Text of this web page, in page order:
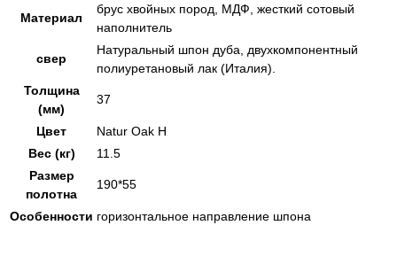
Материал
брус хвойных пород, МДФ, жесткий сотовый
наполнитель
свер
Натуральный шпон дуба, двухкомпонентный
полиуретановый лак (Италия).
Толщина
(мм)
37
Цвет
Natur Oak H
Вес (кг)
11.5
Размер
полотна
190*55
Особенности горизонтальное направление шпона